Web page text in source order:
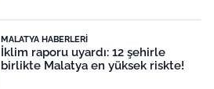
MALATYA HABERLERI
İklim raporu uyardı: 12 şehirle
birlikte Malatya en yüksek riskte!